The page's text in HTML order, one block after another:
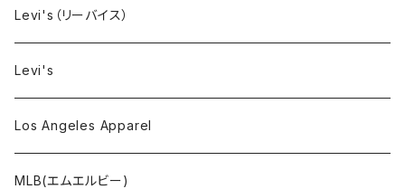
コート
靴下
Levi's（リーバイス）
Levi's
Los Angeles Apparel
MLB(エムエルビー)